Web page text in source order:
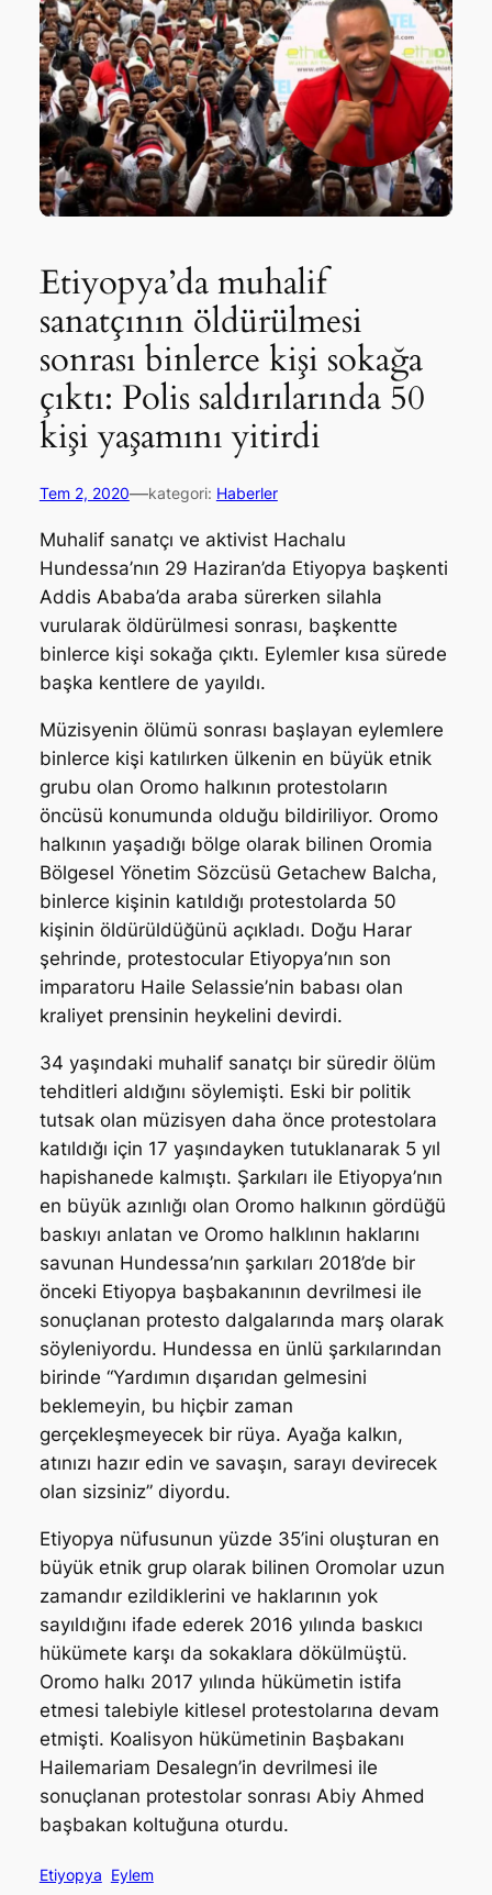
Etiyopya’da muhalif
sanatçının öldürülmesi
sonrası binlerce kişi sokağa
çıktı: Polis saldırılarında 50
kişi yaşamını yitirdi
Tem 2, 2020—kategori: Haberler
Muhalif sanatçı ve aktivist Hachalu
Hundessa’nın 29 Haziran’da Etiyopya başkenti
Addis Ababa’da araba sürerken silahla
vurularak öldürülmesi sonrası, başkentte
binlerce kişi sokağa çıktı. Eylemler kısa sürede
başka kentlere de yayıldı.
Müzisyenin ölümü sonrası başlayan eylemlere
binlerce kişi katılırken ülkenin en büyük etnik
grubu olan Oromo halkının protestoların
öncüsü konumunda olduğu bildiriliyor. Oromo
halkının yaşadığı bölge olarak bilinen Oromia
Bölgesel Yönetim Sözcüsü Getachew Balcha,
binlerce kişinin katıldığı protestolarda 50
kişinin öldürüldüğünü açıkladı. Doğu Harar
şehrinde, protestocular Etiyopya’nın son
imparatoru Haile Selassie’nin babası olan
kraliyet prensinin heykelini devirdi.
34 yaşındaki muhalif sanatçı bir süredir ölüm
tehditleri aldığını söylemişti. Eski bir politik
tutsak olan müzisyen daha önce protestolara
katıldığı için 17 yaşındayken tutuklanarak 5 yıl
hapishanede kalmıştı. Şarkıları ile Etiyopya’nın
en büyük azınlığı olan Oromo halkının gördüğü
baskıyı anlatan ve Oromo halklının haklarını
savunan Hundessa’nın şarkıları 2018’de bir
önceki Etiyopya başbakanının devrilmesi ile
sonuçlanan protesto dalgalarında marş olarak
söyleniyordu. Hundessa en ünlü şarkılarından
birinde “Yardımın dışarıdan gelmesini
beklemeyin, bu hiçbir zaman
gerçekleşmeyecek bir rüya. Ayağa kalkın,
atınızı hazır edin ve savaşın, sarayı devirecek
olan sizsiniz” diyordu.
Etiyopya nüfusunun yüzde 35’ini oluşturan en
büyük etnik grup olarak bilinen Oromolar uzun
zamandır ezildiklerini ve haklarının yok
sayıldığını ifade ederek 2016 yılında baskıcı
hükümete karşı da sokaklara dökülmüştü.
Oromo halkı 2017 yılında hükümetin istifa
etmesi talebiyle kitlesel protestolarına devam
etmişti. Koalisyon hükümetinin Başbakanı
Hailemariam Desalegn’in devrilmesi ile
sonuçlanan protestolar sonrası Abiy Ahmed
başbakan koltuğuna oturdu.
Etiyopya Eylem